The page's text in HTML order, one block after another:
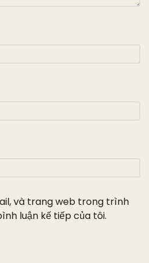
và trang web trong trình
luận kế tiếp của tôi.